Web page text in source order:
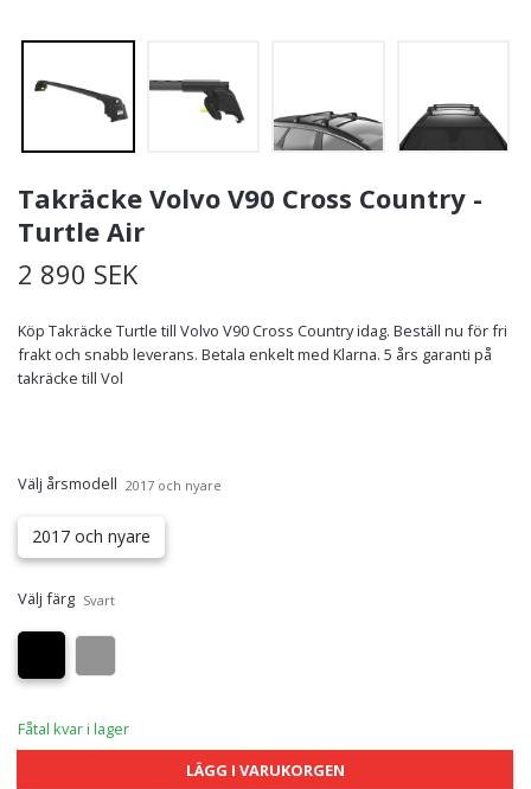
Takräcke Volvo V90 Cross Country -
Turtle Air
2 890 SEK
Köp Takräcke Turtle till Volvo V90 Cross Country idag. Beställ nu för fri
frakt och snabb leverans. Betala enkelt med Klarna. 5 års garanti på
takräcke till Vol
Välj årsmodell 2017 och nyare
2017 och nyare
Välj färg Svart
Fåtal kvar i lager
LÄGG I VARUKORGEN